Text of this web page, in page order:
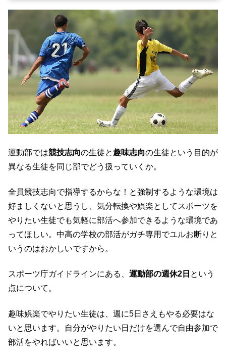
運動部では競技志向の生徒と 趣味志向の生徒という目的が
異なる生徒を同じ部でどう扱っていくか。
全員競技志向で指導するからな！と強制するような環境は
好ましくないと思うし、気分転換や娯楽としてスポーツを
やりたい生徒でも気軽に部活へ参加できるような環境であ
ってほしい。中高の学校の部活がガチ専用でユルお断りと
いうのはおかしいですから。
スポーツ庁ガイドラインにある、 運動部の週休2日 という
点について。
趣味娯楽でやりたい生徒は、週に5日さえもやる必要はな
いと思います。自分がやりたい日だけを選んで自由参加で
部活をやればいいと思います。